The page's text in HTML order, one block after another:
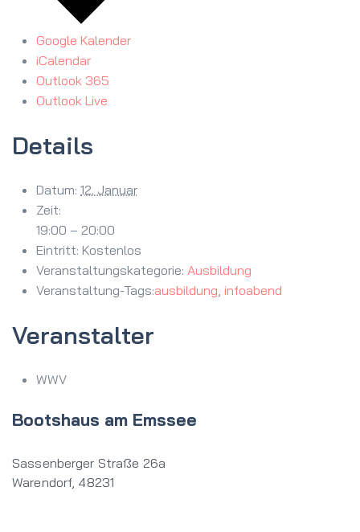
Google Kalender
iCalendar
Outlook 365
Outlook Live
Details
Datum: 12. Januar
Zeit:
19:00 – 20:00
Eintritt: Kostenlos
Veranstaltungskategorie: Ausbildung
Veranstaltung-Tags:ausbildung infoabend
Veranstalter
WWV
Bootshaus am Emssee
Sassenberger Straße 26a
Warendorf, 48231